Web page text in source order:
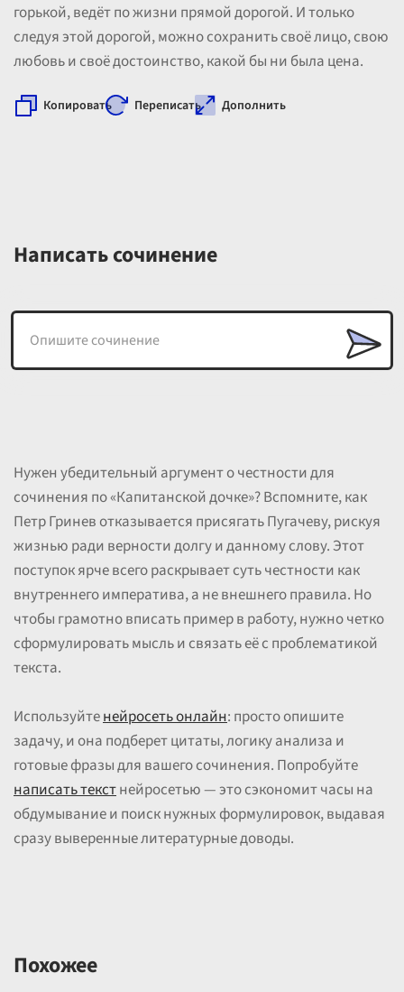
горькой, ведёт по жизни прямой дорогой. И только
следуя этой дорогой, можно сохранить своё лицо, свою
любовь и своё достоинство, какой бы ни была цена.
Копировать Переписать Дополнить
Написать сочинение
Нужен убедительный аргумент о честности для
сочинения по «Капитанской дочке»? Вспомните, как
Петр Гринев отказывается присягать Пугачеву, рискуя
жизнью ради верности долгу и данному слову. Этот
поступок ярче всего раскрывает суть честности как
внутреннего императива, а не внешнего правила. Но
чтобы грамотно вписать пример в работу, нужно четко
сформулировать мысль и связать её с проблематикой
текста.
Используйтенейросеть онлайн: просто опишите
задачу, и она подберет цитаты, логику анализа и
готовые фразы для вашего сочинения. Попробуйте
написать текстнейросетью — это сэкономит часы на
обдумывание и поиск нужных формулировок, выдавая
сразу выверенные литературные доводы.
Похожее